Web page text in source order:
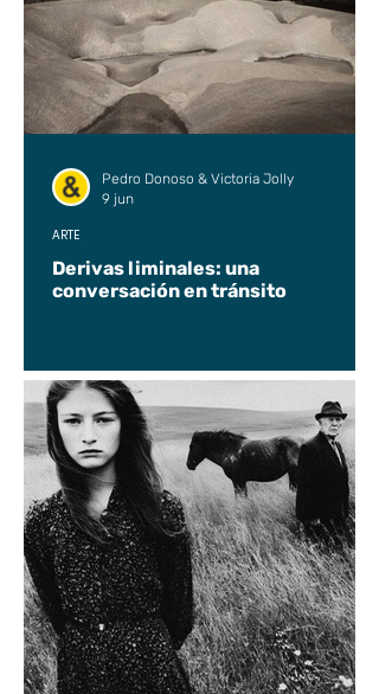
Derivas liminales: una
conversación en tránsito
ARTE
Pedro Donoso & Victoria Jolly
9 jun